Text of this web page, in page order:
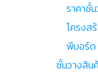
ราคาชั้
โครงส
พีบอร์ด
ชั้นวางสิน